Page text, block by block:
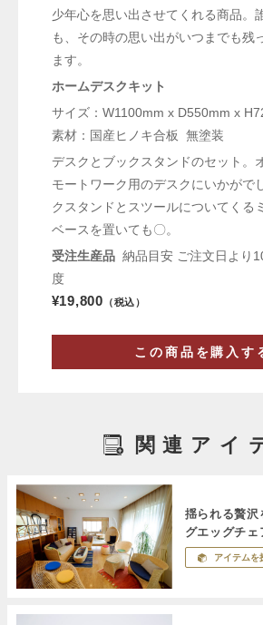
少年心を思い出させてくれる商品。
も、その時の思い出がいつまでも残
ます。
ホームデスクキット
サイズ：W1100mm x D550mm x
素材：国産ヒノキ合板 無塗装
デスクとブックスタンドのセット。
モートワーク用のデスクにいかがで
クスタンドとスツールについてくる
ベースを置いても〇。
受注生産品 納品目安 ご注文日より
度
¥19,800 （税込）
この商品を購入す
関連アイ
揺られる贅沢
グエッグチェ
アイテムを